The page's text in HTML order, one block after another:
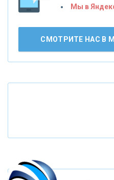
«ВНЕШПРОМБАНК»
«ТРАСТ»
Мы в
СМОТРИТЕ НАС В